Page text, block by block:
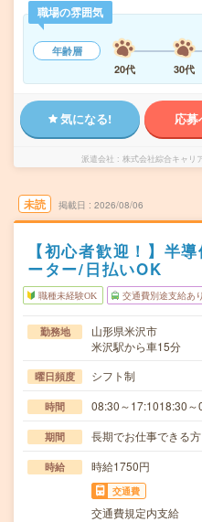
職場の雰囲気
年齢層
20代
30代
気になる! 応
派遣会社 株式会社綜合キャリ
未読 掲載日 2026/08/06
【初心者歓迎！】半
ーター/日払いOK
職種未経験OK 交通費別途支給あり
勤務地
山形県米沢市
米沢駅から車15分
曜日頻度 シフト制
時間 08:30～17:1018:30～
期間 長期でお仕事できる方
時給 時給1750円
交通費
交通費規定内支給